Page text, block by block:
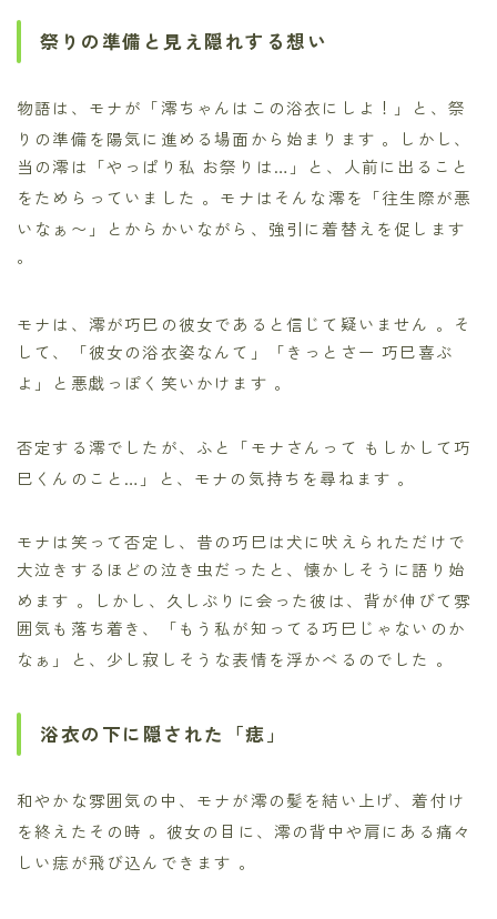
祭りの準備と見え隠れする想い
物語は、モナが「澪ちゃんはこの浴衣にしよ！」と、祭
りの準備を陽気に進める場面から始まります 。しかし、
当の澪は「やっぱり私 お祭りは…」と、人前に出ること
をためらっていました 。モナはそんな澪を「往生際が悪
いなぁ〜」とからかいながら、強引に着替えを促します
。
モナは、澪が巧巳の彼女であると信じて疑いません 。そ
して、「彼女の浴衣姿なんて」「きっとさー 巧巳喜ぶ
よ」と悪戯っぽく笑いかけます 。
否定する澪でしたが、ふと「モナさんって もしかして巧
巳くんのこと…」と、モナの気持ちを尋ねます 。
モナは笑って否定し、昔の巧巳は犬に吠えられただけで
大泣きするほどの泣き虫だったと、懐かしそうに語り始
めます 。しかし、久しぶりに会った彼は、背が伸びて雰
囲気も落ち着き、「もう私が知ってる巧巳じゃないのか
なぁ」と、少し寂しそうな表情を浮かべるのでした 。
浴衣の下に隠された「痣」
和やかな雰囲気の中、モナが澪の髪を結い上げ、着付け
を終えたその時 。彼女の目に、澪の背中や肩にある痛々
しい痣が飛び込んできます 。